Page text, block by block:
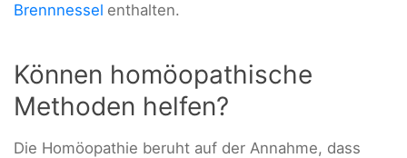
Brennnessel enthalten.
Können homöopathische
Methoden helfen?
Die Homöopathie beruht auf der Annahme, dass